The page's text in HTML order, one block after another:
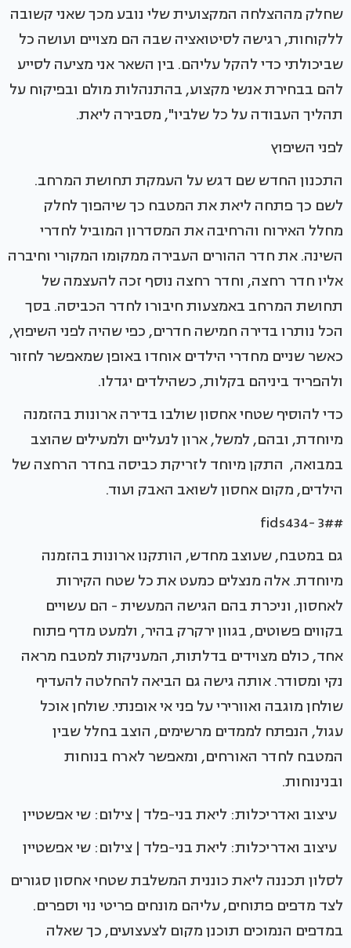
שחלק מההצלחה המקצועית שלי נובע מכך שאני קשובה
ללקוחות, רגישה לסיטואציה שבה הם מצויים ועושה כל
שביכולתי כדי להקל עליהם. בין השאר אני מציעה לסייע
להם בבחירת אנשי מקצוע, בהתנהלות מולם ובפיקוח על
תהליך העבודה על כל שלביו", מסבירה ליאת.
לפני השיפוץ
התכנון החדש שם דגש על העמקת תחושת המרחב.
לשם כך פתחה ליאת את המטבח כך שיהפוך לחלק
מחלל האירוח והרחיבה את המסדרון המוביל לחדרי
השינה. את חדר ההורים העבירה ממקומו המקורי וחיברה
אליו חדר רחצה, וחדר רחצה נוסף זכה להעצמה של
תחושת המרחב באמצעות חיבורו לחדר הכביסה. בסך
הכל נותרו בדירה חמישה חדרים, כפי שהיה לפני השיפוץ,
כאשר שניים מחדרי הילדים אוחדו באופן שמאפשר לחזור
ולהפריד ביניהם בקלות, כשהילדים יגדלו.
כדי להוסיף שטחי אחסון שולבו בדירה ארונות בהזמנה
מיוחדת, ובהם, למשל, ארון לנעליים ולמעילים שהוצב
במבואה, התקן מיוחד לזריקת כביסה בחדר הרחצה של
הילדים, מקום אחסון לשואב האבק ועוד.
#fids434- 3#
גם במטבח, שעוצב מחדש, הותקנו ארונות בהזמנה
מיוחדת. אלה מנצלים כמעט את כל שטח הקירות
לאחסון, וניכרת בהם הגישה המעשית - הם עשויים
בקווים פשוטים, בגוון ירקרק בהיר, ולמעט מדף פתוח
אחד, כולם מצוידים בדלתות, המעניקות למטבח מראה
נקי ומסודר. אותה גישה גם הביאה להחלטה להעדיף
שולחן מוגבה ואוורירי על פני אי אופנתי. שולחן אוכל
עגול, הנפתח לממדים מרשימים, הוצב בחלל שבין
המטבח לחדר האורחים, ומאפשר לארח בנוחות
ובנינוחות.
עיצוב ואדריכלות: ליאת בני-פלד | צילום: שי אפשטיין
עיצוב ואדריכלות: ליאת בני-פלד | צילום: שי אפשטיין
לסלון תכננה ליאת כוננית המשלבת שטחי אחסון סגורים
לצד מדפים פתוחים, עליהם מונחים פריטי נוי וספרים.
במדפים הנמוכים תוכנן מקום לצעצועים, כך שאלה